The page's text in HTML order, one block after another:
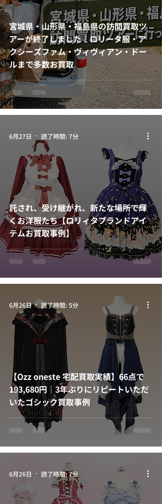
宮城県・山形県・福島県の訪問買取ツ
アーが終了しました｜ロリータ服・ア
クシーズファム・ヴィヴィアン・ドー
ルまで多数お買取
託され、受け継がれ、新たな場所で輝
くお洋服たち【ロリィタブランドアイ
テムお買取事例】
6月27日 読了時間: 7分
【Ozz oneste 宅配買取実績】66点で
193,680円｜3年ぶりにリピートいただ
いたゴシック買取事例
6月26日 読了時間: 5分
6月26日 読了時間: 7分